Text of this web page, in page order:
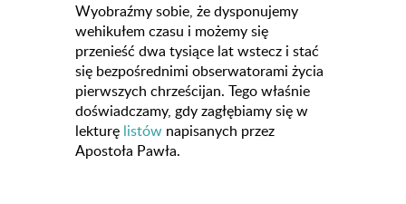
Wyobraźmy sobie, że dysponujemy
wehikułem czasu i możemy się
przenieść dwa tysiące lat wstecz i stać
się bezpośrednimi obserwatorami życia
pierwszych chrześcijan. Tego właśnie
doświadczamy, gdy zagłębiamy się w
lekturę listów napisanych przez
Apostoła Pawła.